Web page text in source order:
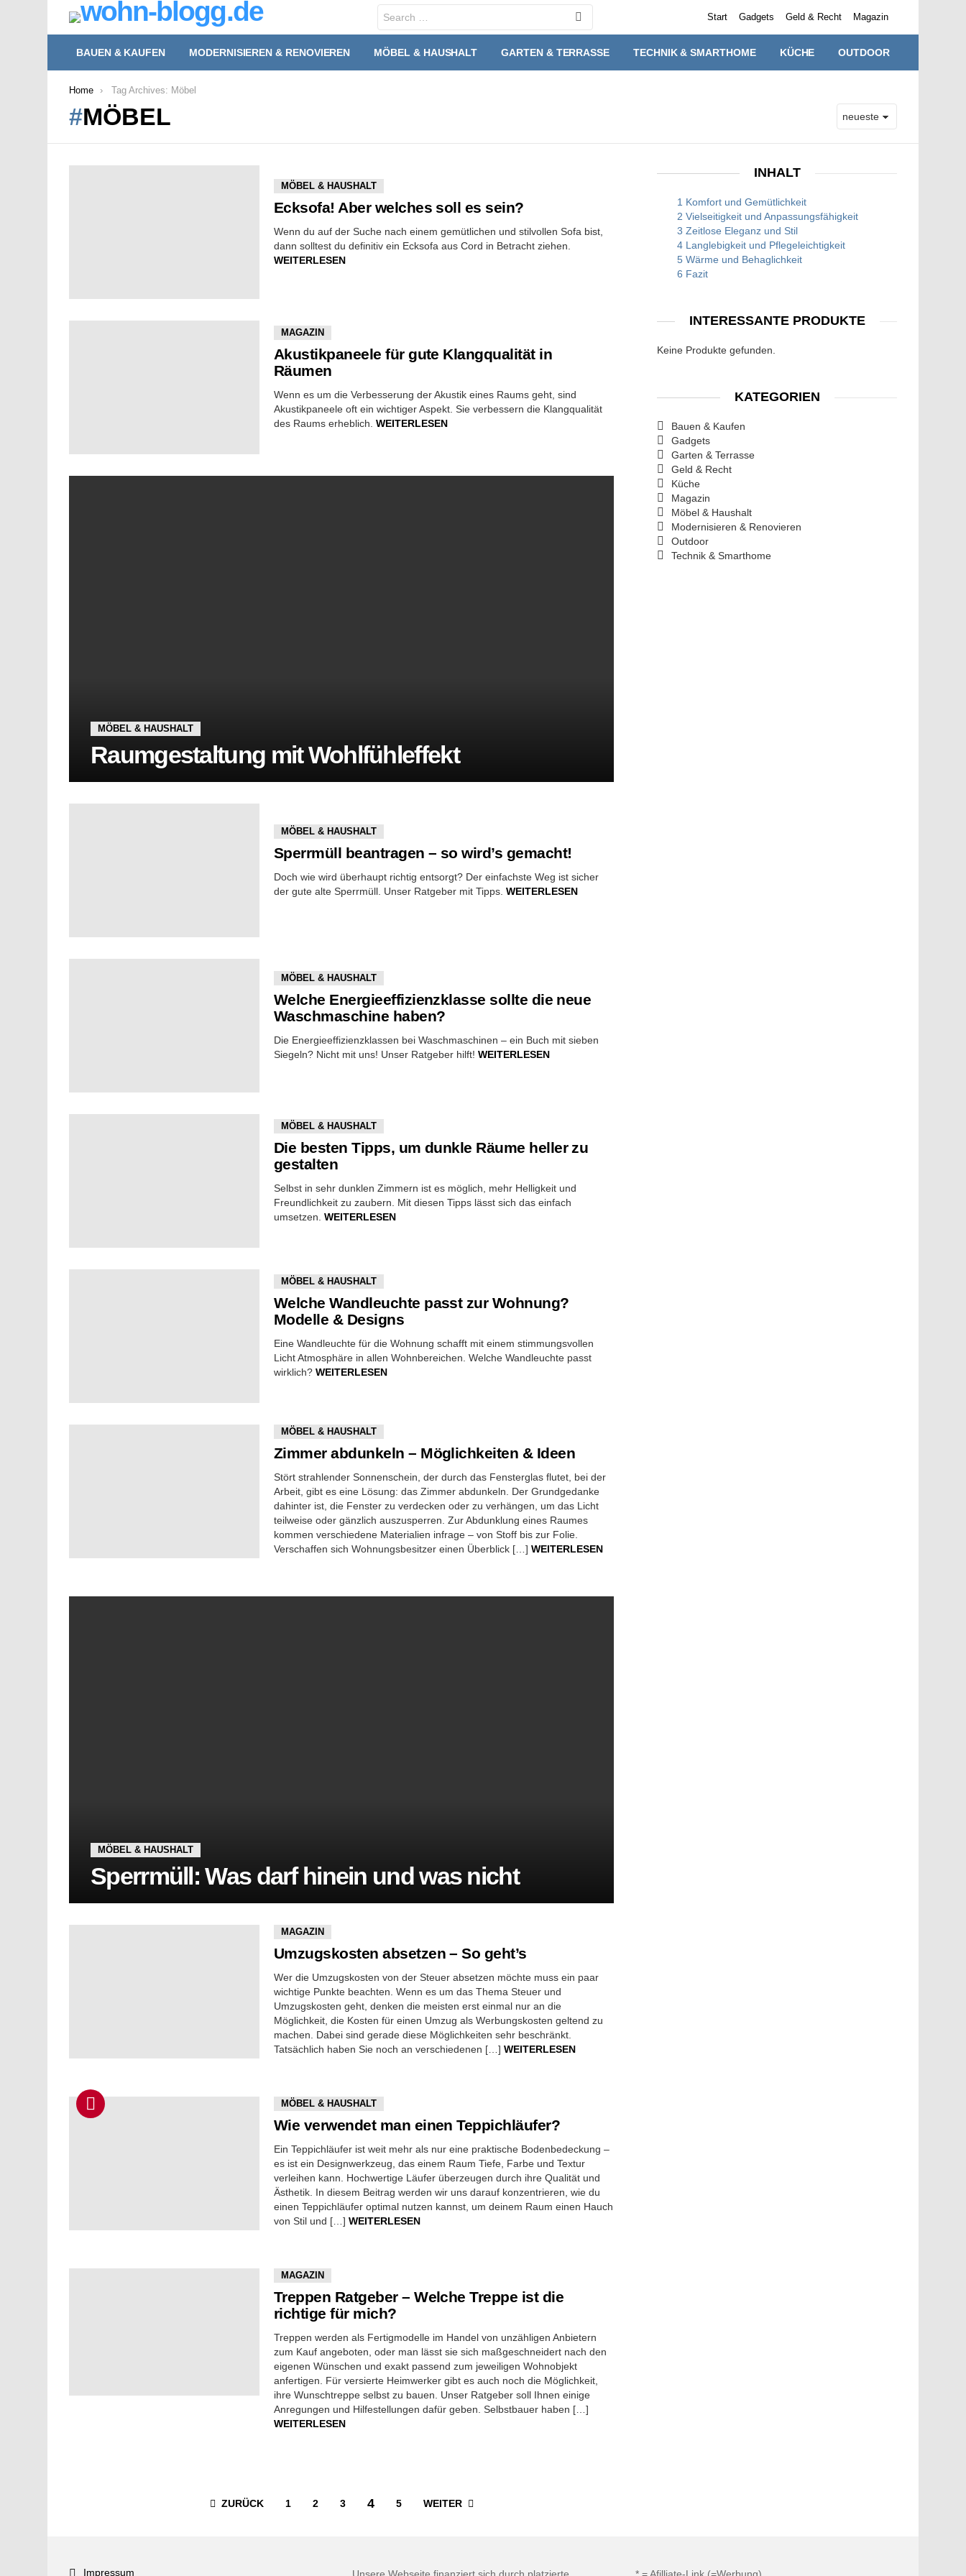
for:
Start Gadgets Geld & Recht Magazin
BAUEN & KAUFEN MODERNISIEREN & RENOVIEREN MÖBEL & HAUSHALT GARTEN & TERRASSE TECHNIK & SMARTHOME KÜCHE OUTDOOR
You are here:
Home Tag Archives: Möbel
MÖBEL
MÖBEL & HAUSHALT
Ecksofa! Aber welches soll es sein?
Wenn du auf der Suche nach einem gemütlichen und stilvollen Sofa bist,
dann solltest du definitiv ein Ecksofa aus Cord in Betracht ziehen.
WEITERLESEN
MAGAZIN
Akustikpaneele für gute Klangqualität in
Räumen
Wenn es um die Verbesserung der Akustik eines Raums geht, sind
Akustikpaneele oft ein wichtiger Aspekt. Sie verbessern die Klangqualität
des Raums erheblich. WEITERLESEN
MÖBEL & HAUSHALT
Raumgestaltung mit Wohlfühleffekt
MÖBEL & HAUSHALT
Sperrmüll beantragen – so wird’s gemacht!
Doch wie wird überhaupt richtig entsorgt? Der einfachste Weg ist sicher
der gute alte Sperrmüll. Unser Ratgeber mit Tipps. WEITERLESEN
MÖBEL & HAUSHALT
Welche Energieeffizienzklasse sollte die neue
Waschmaschine haben?
Die Energieeffizienzklassen bei Waschmaschinen – ein Buch mit sieben
Siegeln? Nicht mit uns! Unser Ratgeber hilft! WEITERLESEN
MÖBEL & HAUSHALT
Die besten Tipps, um dunkle Räume heller zu
gestalten
Selbst in sehr dunklen Zimmern ist es möglich, mehr Helligkeit und
Freundlichkeit zu zaubern. Mit diesen Tipps lässt sich das einfach
umsetzen. WEITERLESEN
MÖBEL & HAUSHALT
Welche Wandleuchte passt zur Wohnung?
Modelle & Designs
Eine Wandleuchte für die Wohnung schafft mit einem stimmungsvollen
Licht Atmosphäre in allen Wohnbereichen. Welche Wandleuchte passt
wirklich? WEITERLESEN
MÖBEL & HAUSHALT
Zimmer abdunkeln – Möglichkeiten & Ideen
Stört strahlender Sonnenschein, der durch das Fensterglas flutet, bei der
Arbeit, gibt es eine Lösung: das Zimmer abdunkeln. Der Grundgedanke
dahinter ist, die Fenster zu verdecken oder zu verhängen, um das Licht
teilweise oder gänzlich auszusperren. Zur Abdunklung eines Raumes
kommen verschiedene Materialien infrage – von Stoff bis zur Folie.
Verschaffen sich Wohnungsbesitzer einen Überblick […] WEITERLESEN
MÖBEL & HAUSHALT
Sperrmüll: Was darf hinein und was nicht
MAGAZIN
Umzugskosten absetzen – So geht’s
Wer die Umzugskosten von der Steuer absetzen möchte muss ein paar
wichtige Punkte beachten. Wenn es um das Thema Steuer und
Umzugskosten geht, denken die meisten erst einmal nur an die
Möglichkeit, die Kosten für einen Umzug als Werbungskosten geltend zu
machen. Dabei sind gerade diese Möglichkeiten sehr beschränkt.
Tatsächlich haben Sie noch an verschiedenen […] WEITERLESEN
MÖBEL & HAUSHALT
Wie verwendet man einen Teppichläufer?
Ein Teppichläufer ist weit mehr als nur eine praktische Bodenbedeckung –
es ist ein Designwerkzeug, das einem Raum Tiefe, Farbe und Textur
verleihen kann. Hochwertige Läufer überzeugen durch ihre Qualität und
Ästhetik. In diesem Beitrag werden wir uns darauf konzentrieren, wie du
einen Teppichläufer optimal nutzen kannst, um deinem Raum einen Hauch
von Stil und […] WEITERLESEN
MAGAZIN
Treppen Ratgeber – Welche Treppe ist die
richtige für mich?
Treppen werden als Fertigmodelle im Handel von unzähligen Anbietern
zum Kauf angeboten, oder man lässt sie sich maßgeschneidert nach den
eigenen Wünschen und exakt passend zum jeweiligen Wohnobjekt
anfertigen. Für versierte Heimwerker gibt es auch noch die Möglichkeit,
ihre Wunschtreppe selbst zu bauen. Unser Ratgeber soll Ihnen einige
Anregungen und Hilfestellungen dafür geben. Selbstbauer haben […]
WEITERLESEN
ZURÜCK 1 2 3 4 5 WEITER
INHALT
1 Komfort und Gemütlichkeit
2 Vielseitigkeit und Anpassungsfähigkeit
3 Zeitlose Eleganz und Stil
4 Langlebigkeit und Pflegeleichtigkeit
5 Wärme und Behaglichkeit
6 Fazit
INTERESSANTE PRODUKTE
Keine Produkte gefunden.
KATEGORIEN
Bauen & Kaufen
Gadgets
Garten & Terrasse
Geld & Recht
Küche
Magazin
Möbel & Haushalt
Modernisieren & Renovieren
Outdoor
Technik & Smarthome
Impressum